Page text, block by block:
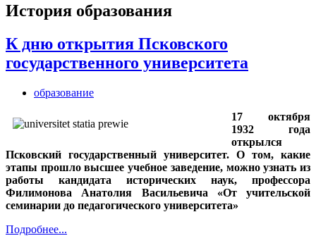
История образования
К дню открытия Псковского
государственного университета
образование
17 октября
1932 года
открылся
Псковский государственный университет. О том, какие
этапы прошло высшее учебное заведение, можно узнать из
работы кандидата исторических наук, профессора
Филимонова Анатолия Васильевича «От учительской
семинарии до педагогического университета»
Подробнее...